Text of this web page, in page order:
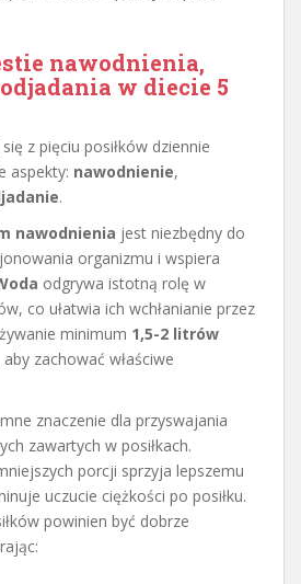
nawodnienia,
w diecie 5
z pięciu posiłków dziennie
aspekty: nawodnienie,
.
nawodnienia jest niezbędny do
organizmu i wspiera
odgrywa istotną rolę w
co ułatwia ich wchłanianie przez
minimum 1,5-2 litrów
zachować właściwe
znaczenie dla przyswajania
zawartych w posiłkach.
porcji sprzyja lepszemu
uczucie ciężkości po posiłku.
powinien być dobrze